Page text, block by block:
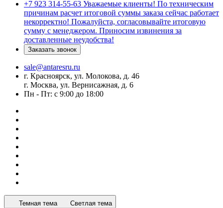
+7 923 314-55-63 Уважаемые клиенты! По техническим
причинам расчет итоговой суммы заказа сейчас работает
некорректно! Пожалуйста, согласовывайте итоговую
сумму с менеджером. Приносим извинения за
доставленные неудобства!
Заказать звонок
sale@antaresru.ru
г. Красноярск, ул. Молокова, д. 46
г. Москва, ул. Вернисажная, д. 6
Пн - Пт: с 9:00 до 18:00
Темная тема Светлая тема